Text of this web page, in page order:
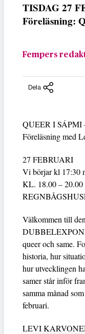
TISDAG 27
Föreläsning:
Fempers
Dela
QUEER I
Föreläsning med
27 FEBRUARI
Vi börjar kl 17:30
KL. 18.00 – 20.00
Välkommen till
queer och same.
historia, hur
hur utvecklingen
samer står inför
samma månad
februari.
LEVI